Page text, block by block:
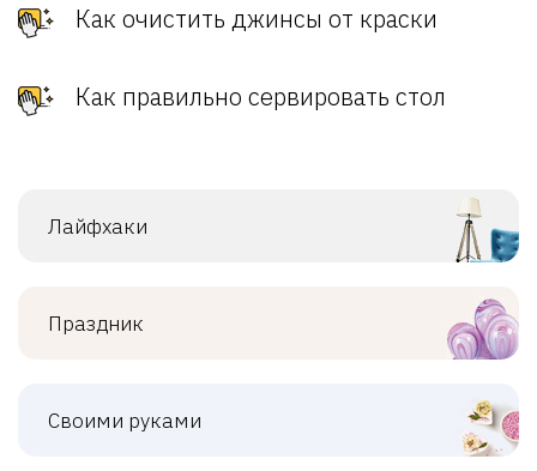
Как очистить джинсы от краски
Как правильно сервировать стол
Лайфхаки
Праздник
Своими руками